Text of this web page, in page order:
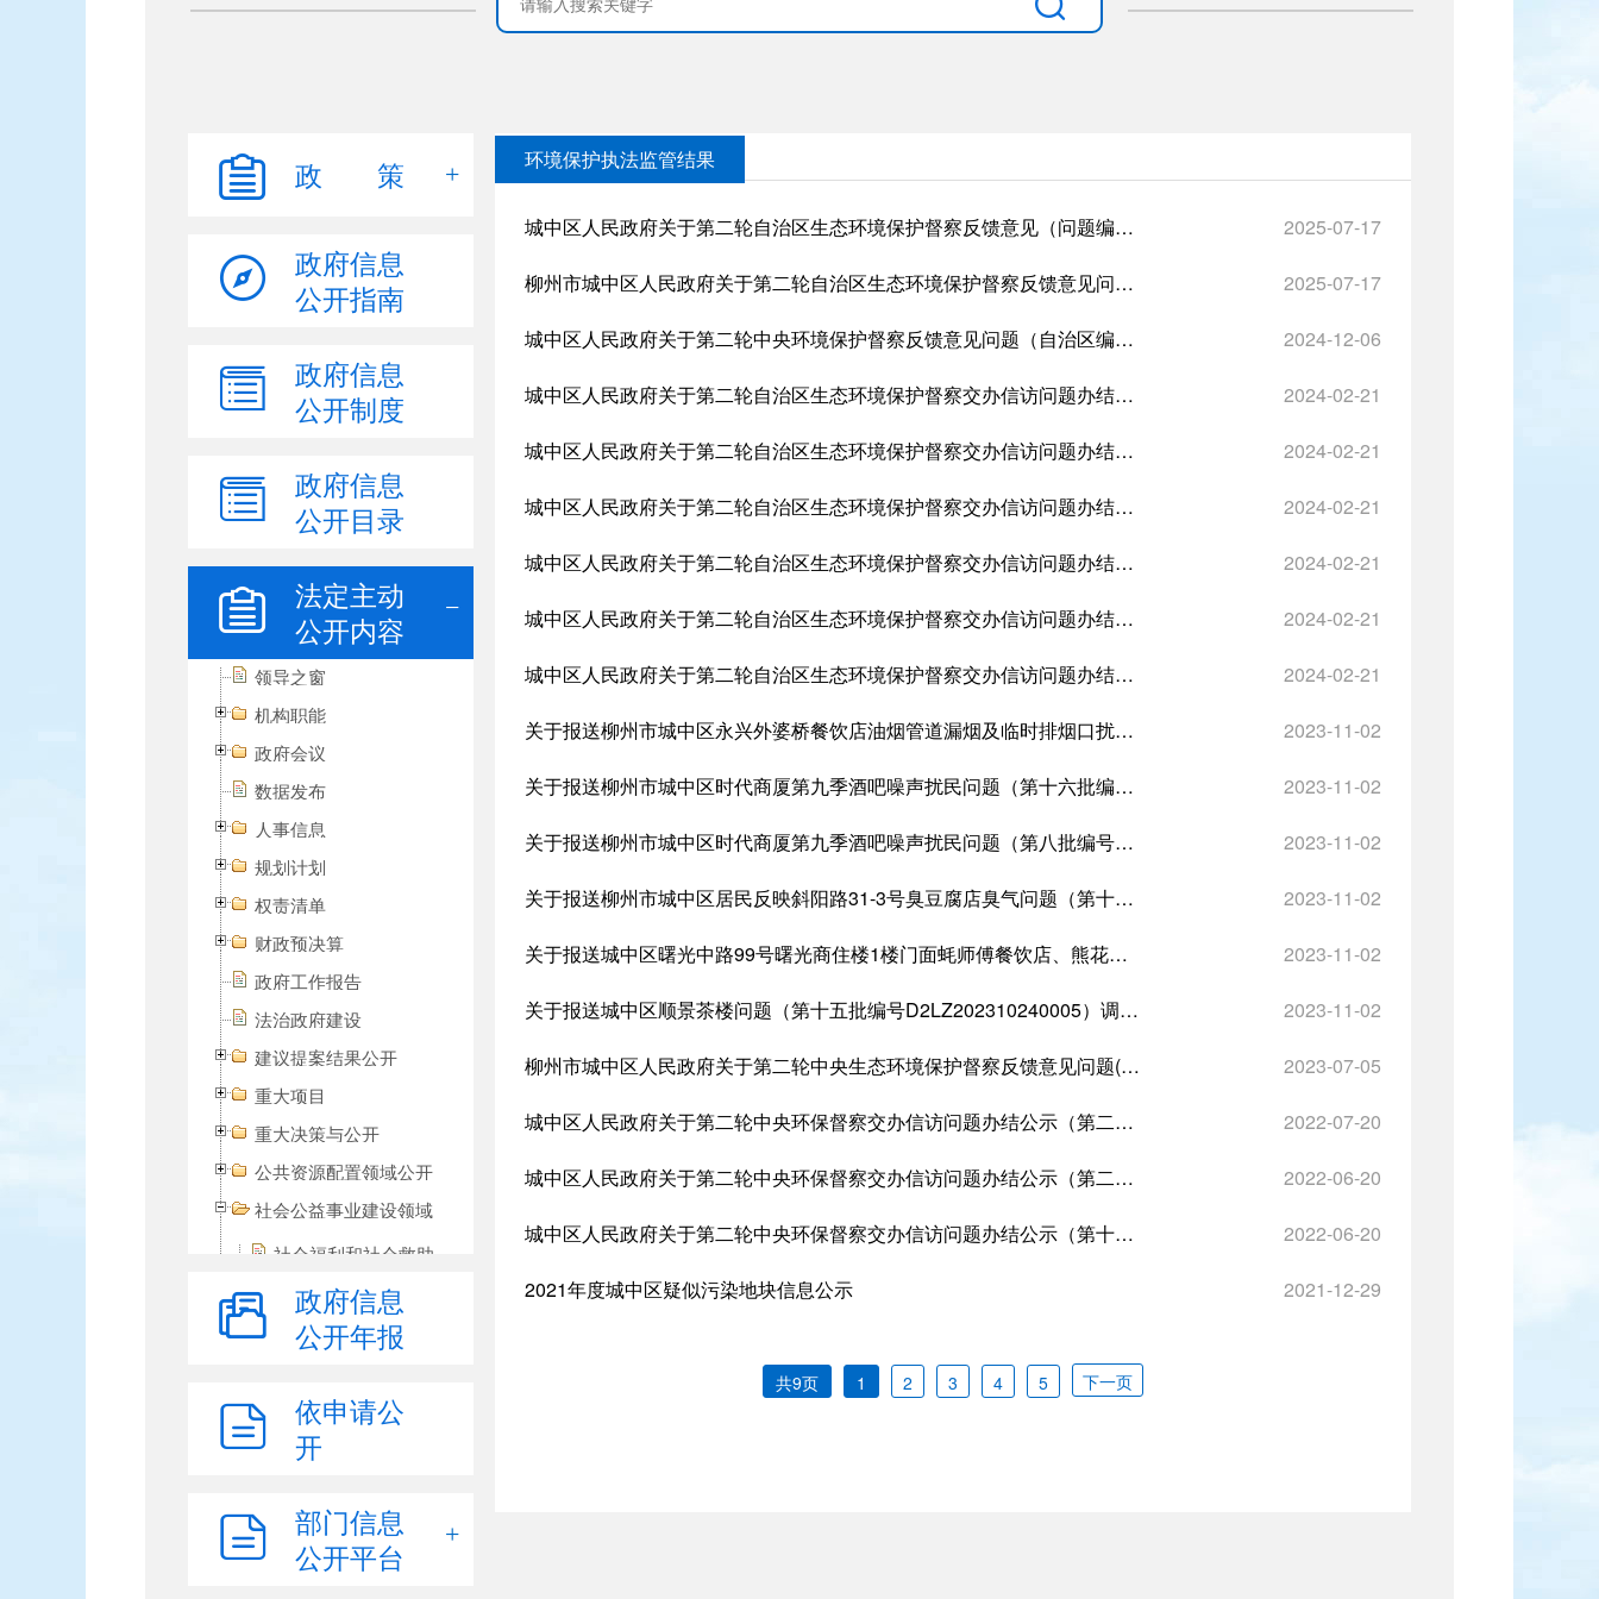
政 策
政府信息
公开指南
政府信息
公开制度
政府信息
公开目录
法定主动
公开内容
领导之窗
机构职能
政府会议
数据发布
人事信息
规划计划
权责清单
财政预决算
政府工作报告
法治政府建设
建议提案结果公开
重大项目
重大决策与公开
公共资源配置领域公开
社会公益事业建设领域
社会福利和社会救助
教育领域
医疗卫生领域
政策措施和规划
空气质量监测
建设项目环境影响评价
审批
环境保护执法监管结果
政府信息
公开年报
依申请公
开
部门信息
公开平台